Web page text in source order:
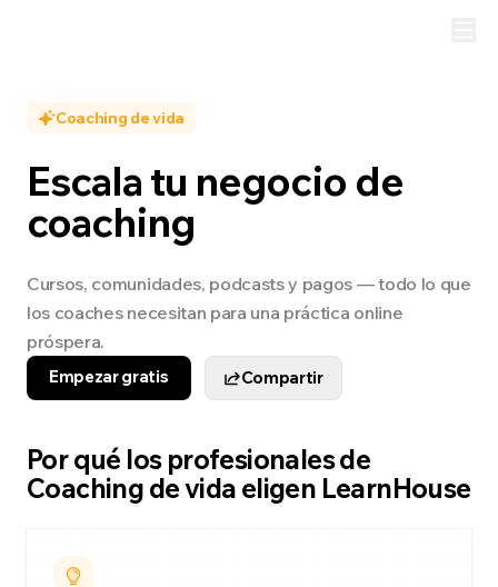
Coaching de vida
Escala tu negocio de
coaching
Cursos, comunidades, podcasts y pagos — todo lo que
los coaches necesitan para una práctica online
próspera.
Empezar gratis Compartir
Por qué los profesionales de
Coaching de vida eligen LearnHouse